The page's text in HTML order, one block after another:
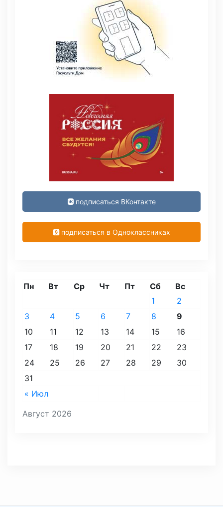
подписаться ВКонтакте
подписаться в Одноклассниках
Август 2026
Пн Вт Ср Чт Пт Сб Вс
« Июл
1
2
3
4 5 6 7 8
9
10
11 12 13 14 15
16
17
18 19 20 21 22
23
24
25 26 27 28 29
30
31